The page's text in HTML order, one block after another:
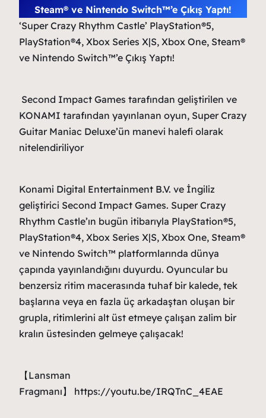
Steam® ve Nintendo Switch™’e Çıkış Yaptı!
‘Super Crazy Rhythm Castle’ PlayStation®5,
PlayStation®4, Xbox Series X|S, Xbox One, Steam®
ve Nintendo Switch™’e Çıkış Yaptı!
Second Impact Games tarafından geliştirilen ve
KONAMI tarafından yayınlanan oyun, Super Crazy
Guitar Maniac Deluxe’ün manevi halefi olarak
nitelendiriliyor
Konami Digital Entertainment B.V. ve İngiliz
geliştirici Second Impact Games. Super Crazy
Rhythm Castle’ın bugün itibarıyla PlayStation®5,
PlayStation®4, Xbox Series X|S, Xbox One, Steam®
ve Nintendo Switch™ platformlarında dünya
çapında yayınlandığını duyurdu. Oyuncular bu
benzersiz ritim macerasında tuhaf bir kalede, tek
başlarına veya en fazla üç arkadaştan oluşan bir
grupla, ritimlerini alt üst etmeye çalışan zalim bir
kralın üstesinden gelmeye çalışacak!
【Lansman
Fragmanı】 https://youtu.be/IRQTnC_4EAE